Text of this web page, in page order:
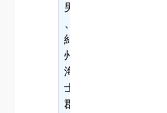
男
、
紀
州
海
士
郡